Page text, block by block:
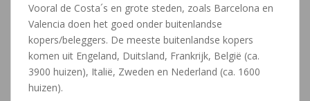
Vooral de Costa´s en grote steden, zoals Barcelona en
Valencia doen het goed onder buitenlandse
kopers/beleggers. De meeste buitenlandse kopers
komen uit Engeland, Duitsland, Frankrijk, België (ca.
3900 huizen), Italië, Zweden en Nederland (ca. 1600
huizen).